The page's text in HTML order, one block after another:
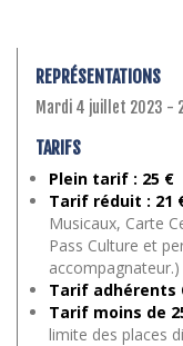
REPRÉSENTATIONS
Mardi 4 juillet 2023 -
TARIFS
Plein tarif : 25 €
Tarif réduit : 21
Musicaux, Carte
Pass Culture et
accompagnateur.)
Tarif adhérents
Tarif moins de
limite des places